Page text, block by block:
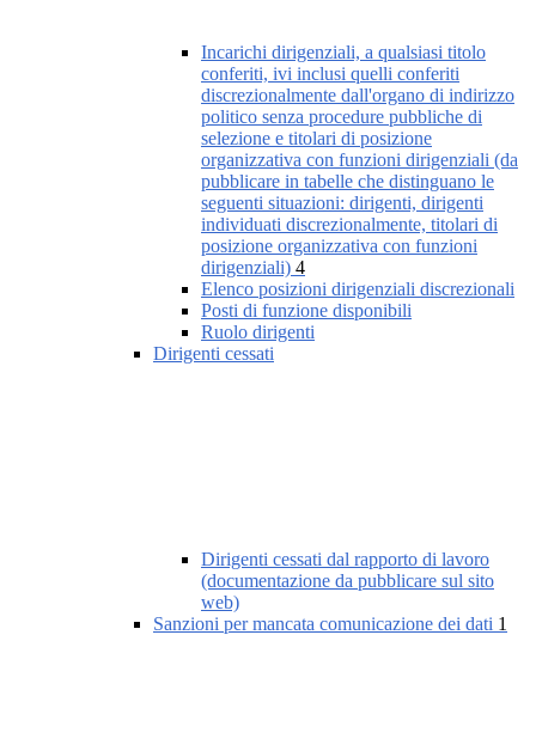
Incarichi dirigenziali, a qualsiasi titolo
conferiti, ivi inclusi quelli conferiti
discrezionalmente dall'organo di indirizzo
politico senza procedure pubbliche di
selezione e titolari di posizione
organizzativa con funzioni dirigenziali (da
pubblicare in tabelle che distinguano le
seguenti situazioni: dirigenti, dirigenti
individuati discrezionalmente, titolari di
posizione organizzativa con funzioni
dirigenziali) 4
Elenco posizioni dirigenziali discrezionali
Posti di funzione disponibili
Ruolo dirigenti
Dirigenti cessati
Dirigenti cessati dal rapporto di lavoro
(documentazione da pubblicare sul sito
web)
Sanzioni per mancata comunicazione dei dati 1